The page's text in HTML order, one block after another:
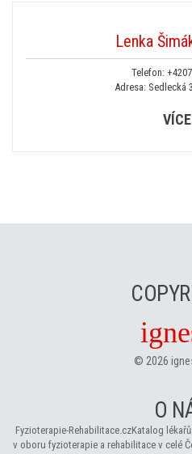
Lenka
Telefon:
Adresa: Sedlecká
VÍCE
© 2026
O
Fyzioterapie-Rehabilitace.czKatalog
v oboru fyzioterapie a rehabilitace v celé